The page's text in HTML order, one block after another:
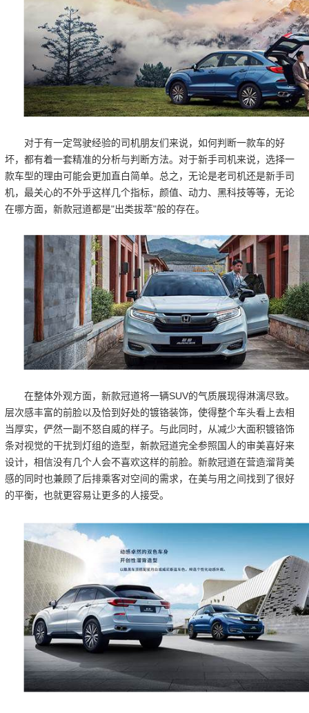
对于有一定驾驶经验的司机朋友们来说，如何判断一款车的好
坏，都有着一套精准的分析与判断方法。对于新手司机来说，选择一
款车型的理由可能会更加直白简单。总之，无论是老司机还是新手司
机，最关心的不外乎这样几个指标，颜值、动力、黑科技等等，无论
在哪方面，新款冠道都是"出类拔萃"般的存在。
在整体外观方面，新款冠道将一辆SUV的气质展现得淋漓尽致。
层次感丰富的前脸以及恰到好处的镀铬装饰，使得整个车头看上去相
当厚实，俨然一副不怒自威的样子。与此同时，从减少大面积镀铬饰
条对视觉的干扰到灯组的造型，新款冠道完全参照国人的审美喜好来
设计，相信没有几个人会不喜欢这样的前脸。新款冠道在营造溜背美
感的同时也兼顾了后排乘客对空间的需求，在美与用之间找到了很好
的平衡，也就更容易让更多的人接受。